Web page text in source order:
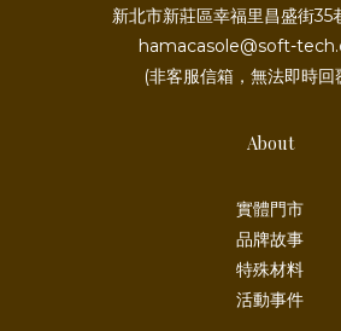
新北市新莊區幸福里昌盛街35
hamacasole@soft-
(非客服信箱，無法即時回
About
實體門市
品牌故事
特殊材料
活動事件